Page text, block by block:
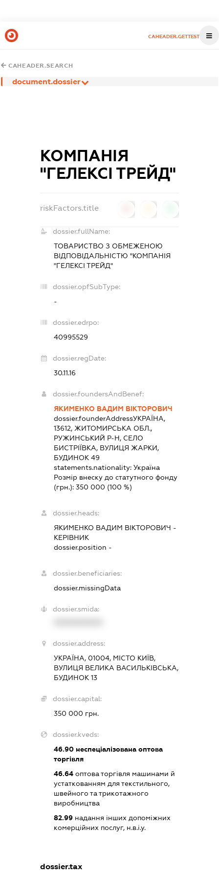
CAHEADER.GETTEST
CAHEADER.SEARCH
document.dossier
КОМПАНІЯ
"ГЕЛЕКСІ ТРЕЙД"
riskFactors.title
dossier.fullName:
ТОВАРИСТВО З ОБМЕЖЕНОЮ
ВІДПОВІДАЛЬНІСТЮ "КОМПАНІЯ
"ГЕЛЕКСІ ТРЕЙД"
dossier.opfSubType:
-
dossier.edrpo:
40995529
dossier.regDate:
30.11.16
dossier.foundersAndBenef:
ЯКИМЕНКО ВАДИМ ВІКТОРОВИЧ
dossier.founderAddressУКРАЇНА,
13612, ЖИТОМИРСЬКА ОБЛ.,
РУЖИНСЬКИЙ Р-Н, СЕЛО
БИСТРІЇВКА, ВУЛИЦЯ ЖАРКИ,
БУДИНОК 49
statements.nationality:Україна
Розмір внеску до статутного фонду
(грн.):350 000 (100 %)
dossier.heads:
ЯКИМЕНКО ВАДИМ ВІКТОРОВИЧ -
КЕРІВНИК
dossier.position -
dossier.beneficiaries:
dossier.missingData
dossier.smida:
dossier.address:
УКРАЇНА, 01004, МІСТО КИЇВ,
ВУЛИЦЯ ВЕЛИКА ВАСИЛЬКІВСЬКА,
БУДИНОК 13
dossier.capital:
350 000 грн.
dossier.kveds:
46.90 неспеціалізована оптова
торгівля
46.64 оптова торгівля машинами й
устаткованням для текстильного,
швейного та трикотажного
виробництва
82.99 надання інших допоміжних
комерційних послуг, н.в.і.у.
dossier.tax